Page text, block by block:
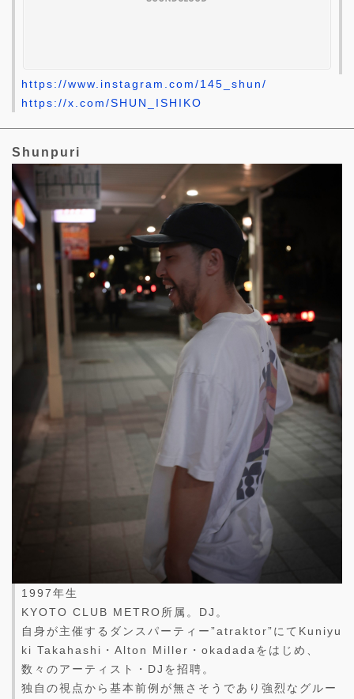
https://www.instagram.com/145_shun/
https://x.com/SHUN_ISHIKO
Shunpuri
1997年生
KYOTO CLUB METRO所属。DJ。
自身が主催するダンスパーティー”atraktor”にてKuniyu
ki Takahashi・Alton Miller・okadadaをはじめ、
数々のアーティスト・DJを招聘。
独自の視点から基本前例が無さそうであり強烈なグルー